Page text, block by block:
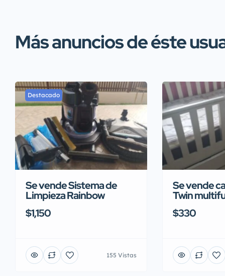
Más anuncios de éste
Destacado
Se vende Sistema de
Limpieza Rainbow
$1,150
155 Vistas
Se vende
Twin
$330